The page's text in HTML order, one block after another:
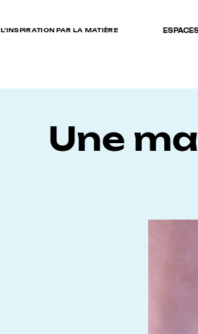
L’INSPIRATION PAR LA MATIÈRE
Une